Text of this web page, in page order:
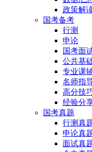
政策解
国考备考
行测
申论
国考面
公共基
专业课
名师指
高分技
经验分
国考真题
行测真
申论真
面试真